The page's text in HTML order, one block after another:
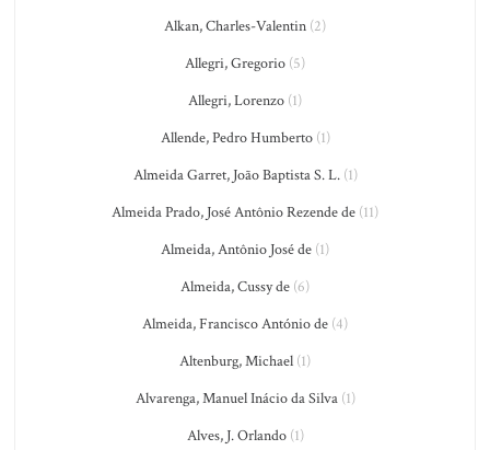
Alkan, Charles-Valentin (2)
Allegri, Gregorio (5)
Allegri, Lorenzo (1)
Allende, Pedro Humberto(1)
Almeida Garret, João Baptista S. L.(1)
Almeida Prado, José Antônio Rezende de (11)
Almeida, Antônio José de (1)
Almeida, Cussy de (6)
Almeida, Francisco António de (4)
Altenburg, Michael (1)
Alvarenga, Manuel Inácio da Silva(1)
Alves, J. Orlando(1)